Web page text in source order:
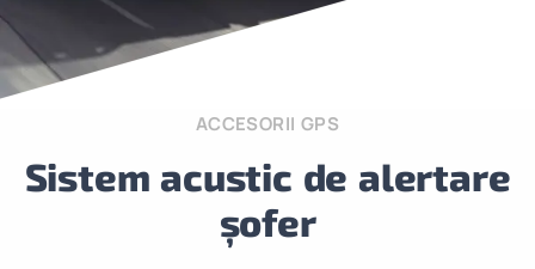
ACCESORII GPS
Sistem acustic de alertare
șofer